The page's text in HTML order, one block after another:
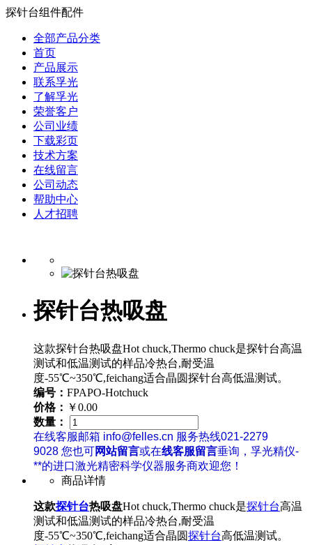
探针台组件配件
全部产品分类
首页
产品展示
联系孚光
了解孚光
荣誉客户
公司业绩
下载彩页
技术方案
在线留言
公司动态
帮助中心
人才招聘
探针台热吸盘
这款探针台热吸盘Hot chuck,Thermo chuck是探针台高温
测试和低温测试的样品冷热台,耐受温
度-55℃~350℃,feichang适合晶圆探针台高低温测试。
编号： FPAPO-Hotchuck
价格： ￥0.00
数量：
在线客服邮箱 info@felles.cn 服务热线021-2279
9028 您也可网站留言或在线客服留言垂询，孚光精仪-
**的进口激光精密科学仪器服务商欢迎您！
商品详情
这款探针台热吸盘Hot chuck,Thermo chuck是探针台高温
测试和低温测试的样品冷热台,耐受温
度-55℃~350℃,feichang适合晶圆探针台高低温测试。